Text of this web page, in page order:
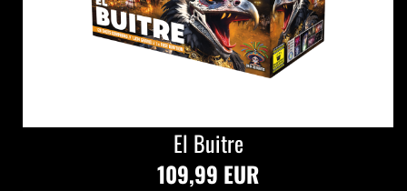
El Buitre
109,99 EUR